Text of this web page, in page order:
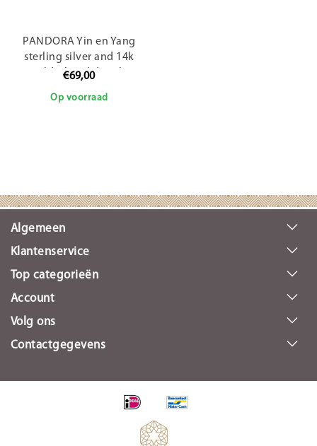
PANDORA Yin en Yang
sterling silver and 14k
gold-plated dangle
€69,00
Op voorraad
Algemeen
Klantenservice
Top categorieën
Account
Volg ons
Contactgegevens